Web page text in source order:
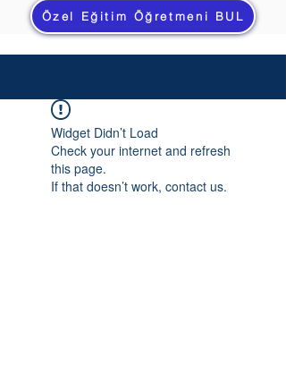
Özel Eğitim Öğretmeni BUL
Widget Didn’t Load
Check your internet and refresh
this page.
If that doesn’t work, contact us.